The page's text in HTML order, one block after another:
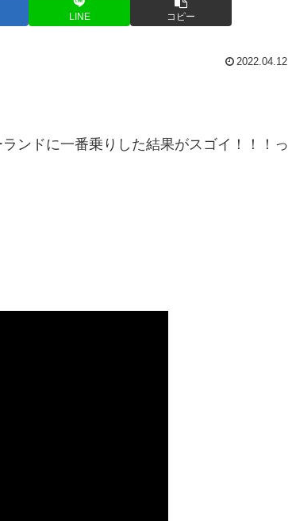
LINE コピー
2022.04.12
ンドに一番乗りした結果がスゴイ！！！っ